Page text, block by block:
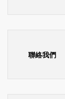
聯絡我們